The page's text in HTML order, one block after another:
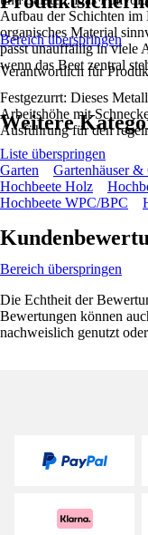
Aufbau der Schichten im
organisches Material
passt unauffällig in viele
wenn das Beet zentral
Festgezurrt: Dieses
Arbeitshöhe mit
Ausführung für den
Bereich überspringen
Verantwortlich für
Weitere
Liste überspringen
Garten
Gartenhäuser &
Hochbeete Holz
Hochbeete WPC/BPC
Bereich überspringen
Die Echtheit der
Bewertungen können
nachweislich genutzt